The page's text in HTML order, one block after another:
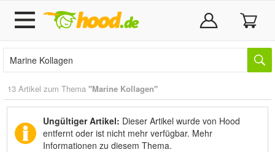
13 Artikel zum Thema "Marine Kollagen"
Ungültiger Artikel: Dieser Artikel wurde von Hood
entfernt oder ist nicht mehr verfügbar. Mehr
Informationen zu diesem Thema.